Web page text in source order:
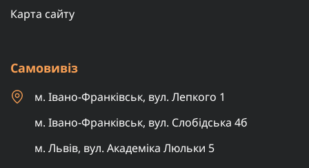
Карта сайту
Самовивіз
м. Івано-Франківськ, вул. Лепкого 1
м. Івано-Франківськ, вул. Слобідська 4б
м. Львів, вул. Академіка Люльки 5